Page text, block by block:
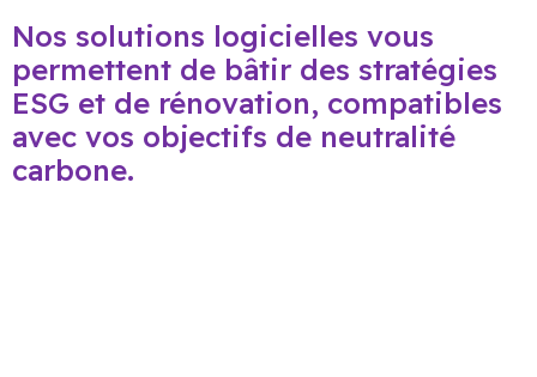
Nos solutions logicielles vous
permettent de bâtir des stratégies
ESG et de rénovation, compatibles
avec vos objectifs de neutralité
carbone.